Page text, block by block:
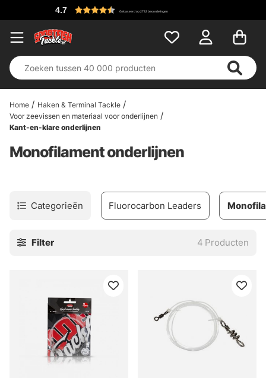
4.7 Gebaseerd op 2732 beoordelingen
Home
Haken & Terminal Tackle
Voor zeevissen en materiaal voor onderlijnen
Kant-en-klare onderlijnen
Monofilament onderlijnen
Categorieën Fluorocarbon Leaders
Filter 4 Producten